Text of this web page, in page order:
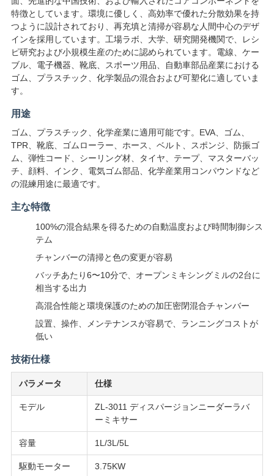
さ
い
ニ
ュ
ー
ス
引
さ
い
VR
SHOW
特徴としています。環境に優しく、高効率で優れた分散効果を持
つように設計されており、再充填と清掃が容易な人間中心のデザ
インを採用しています。工場ラボ、大学、研究開発機関で、レシ
ピ研究および小規模生産のために認められています。電線、ケー
ブル、電子機器、靴底、スポーツ用品、自動車部品産業における
ゴム、プラスチック、化学製品の混合および可塑化に適していま
す。
用途
ゴム、プラスチック、化学産業に適用可能です。EVA、ゴム、
TPR、靴底、ゴムローラー、ホース、ベルト、スポンジ、防振ゴ
ム、弾性コード、シーリング材、タイヤ、テープ、マスターバッ
チ、顔料、インク、電気ゴム部品、化学産業用コンパウンドなど
の混練用途に最適です。
主な特徴
100%の混合結果を得るための自動温度および時間制御シス
テム
チャンバーの清掃と色の変更が容易
バッチあたり6〜10分で、オープンミキシングミルの2台に
相当する出力
高混合性能と環境保護のための加圧密閉混合チャンバー
設置、操作、メンテナンスが容易で、ランニングコストが
低い
技術仕様
パラメータ 仕様
モデル
ZL-3011 ディスパージョンニーダーラバ
ーミキサー
容量 1L/3L/5L
駆動モーター 3.75KW